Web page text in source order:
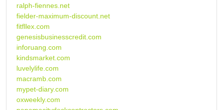
ralph-fiennes.net
fielder-maximum-discount.net
fitfllex.com
genesisbusinesscredit.com
inforuang.com
kindsmarket.com
luvelylife.com
macramb.com
mypet-diary.com
oxweekly.com